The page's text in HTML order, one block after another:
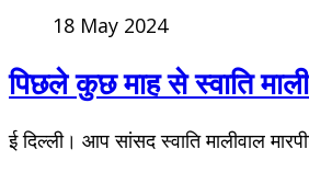
18 May 2024
पिछले कुछ माह से स्वाति
ई दिल्ली। आप सांसद स्वाति मालीवाल